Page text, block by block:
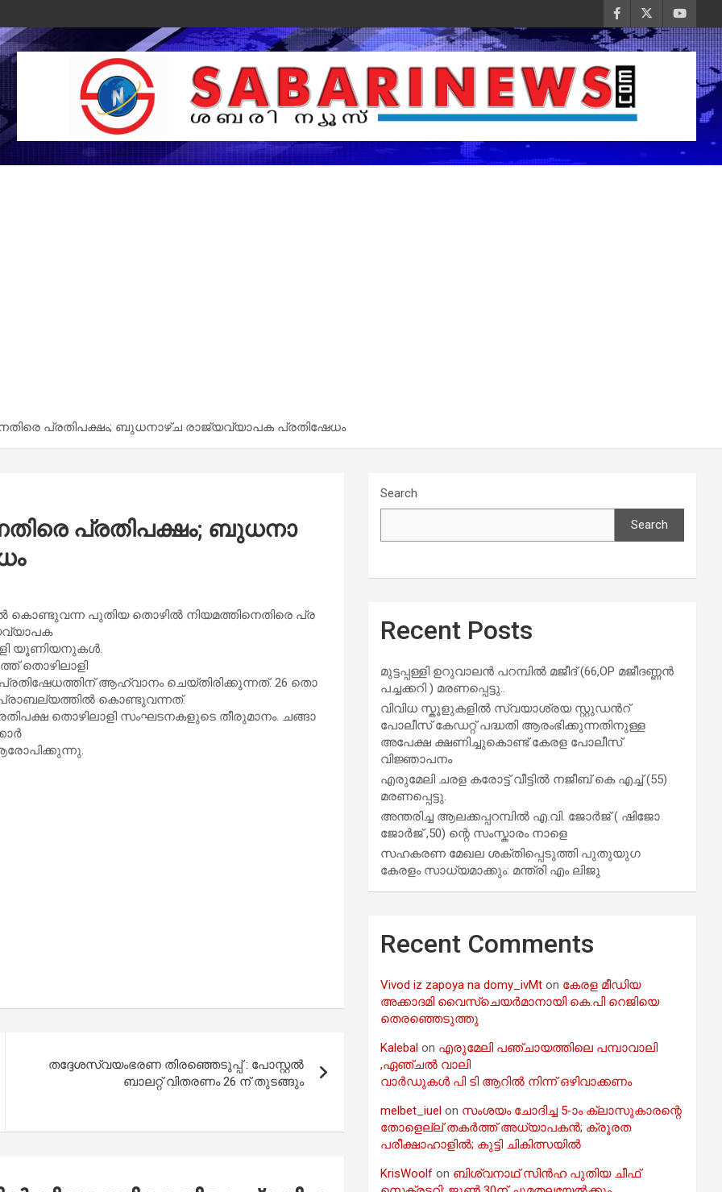
പ്ര​തി​പ​ക്ഷം; ബു​ധ​നാ​ഴ്ച രാ​ജ്യ​വ്യാ​പ​ക പ്ര​തി​ഷേ​ധം
പ്ര​തി​പ​ക്ഷം; ബു​ധ​നാ​
പു​തി​യ തൊ​ഴി​ൽ നി​യ​മ​ത്തി​നെ​തി​രെ പ്ര​
യൂ​ണി​യ​നു​ക​ൾ.
തൊ​ഴി​ലാ​ളി
ആ​ഹ്വാ​നം ചെ​യ്തി​രി​ക്കു​ന്ന​ത്. 26 തൊ​
കൊ​ണ്ടു​വ​ന്ന​ത്.
തൊ​ഴി​ലാ​ളി സം​ഘ​ട​ന​ക​ളു​ടെ തീ​രു​മാ​നം. ച​ങ്ങാ​
തദ്ദേശസ്വയംഭരണ തിരഞ്ഞെടുപ്പ് : പോസ്റ്റൽ
ബാലറ്റ് വിതരണം 26 ന് തുടങ്ങും
Search
Search
Recent Posts
മുട്ടപ്പള്ളി ഉറുവാലൻ പറമ്പിൽ മജീദ് (66,OP മജീദണ്ണൻ
പച്ചക്കറി ) മരണപ്പെട്ടു..
വിവിധ സ്കൂളുകളില്‍ സ്വയാശ്രയ സ്റ്റുഡന്‍റ്
പോലീസ് കേഡറ്റ് പദ്ധതി ആരംഭിക്കുന്നതിനുള്ള
അപേക്ഷ ക്ഷണിച്ചുകൊണ്ട് കേരള പോലീസ്
വിജ്ഞാപനം
എരുമേലി ചരള കരോട്ട് വീട്ടിൽ നജീബ് കെ എച്ച് (55)
മരണപ്പെട്ടു.
അന്തരിച്ച ആ​ല​ക്ക​പ്പ​റമ്പിൽ​ എ.​വി. ജോ​ർ​ജ് ( ഷിജോ
ജോർജ് ,50) ന്റെ സംസ്കാരം നാളെ
സഹകരണ മേഖല ശക്തിപ്പെടുത്തി പുതുയുഗ
കേരളം സാധ്യമാക്കും: മന്ത്രി എം ലിജു
Recent Comments
Vivod iz zapoya na domy_ivMt on കേരള മീഡിയ
അക്കാദമി വൈസ്ചെയർമാനായി കെ.പി റെജിയെ
തെരഞ്ഞെടുത്തു
Kalebal on എരുമേലി പഞ്ചായത്തിലെ പമ്പാവാലി
,ഏഞ്ചൽ വാലി
വാർഡുകൾ പി ടി ആറിൽ നിന്ന് ഒഴിവാക്കണം
melbet_iuel on സംശയം ചോദിച്ച 5-ാം ക്ലാസുകാരന്റെ
തോളെല്ല് തകർത്ത് അധ്യാപകൻ; ക്രൂരത
പരീക്ഷാഹാളിൽ; കുട്ടി ചികിത്സയിൽ
KrisWoolf on ബിശ്വനാഥ് സിൻഹ പുതിയ ചീഫ്